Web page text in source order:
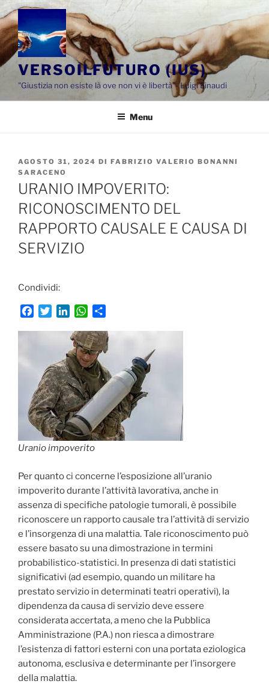
Salta
al
contenuto
VERSOILFUTURO (IUS)
"Giustizia non esiste là ove non vi è libertà"- Luigi Einaudi
Menu
PUBBLICATO
IL
AGOSTO 31, 2024 DI FABRIZIO VALERIO BONANNI
SARACENO
URANIO IMPOVERITO:
RICONOSCIMENTO DEL
RAPPORTO CAUSALE E CAUSA DI
SERVIZIO
Condividi:
o
k
t
e
r
n
k
e
d
I
n
W
a
t
s
A
p
p
n
d
v
i
d
i
Uranio impoverito
Per quanto ci concerne l’esposizione all’uranio
impoverito durante l’attività lavorativa, anche in
assenza di specifiche patologie tumorali, è possibile
riconoscere un rapporto causale tra l’attività di servizio
e l’insorgenza di una malattia. Tale riconoscimento può
essere basato su una dimostrazione in termini
probabilistico-statistici. In presenza di dati statistici
significativi (ad esempio, quando un militare ha
prestato servizio in determinati teatri operativi), la
dipendenza da causa di servizio deve essere
considerata accertata, a meno che la Pubblica
Amministrazione (P.A.) non riesca a dimostrare
l’esistenza di fattori esterni con una portata eziologica
autonoma, esclusiva e determinante per l’insorgere
della malattia.